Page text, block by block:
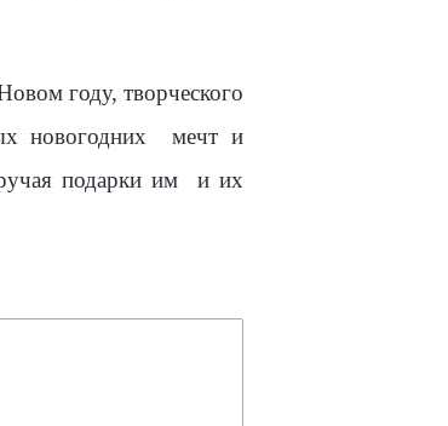
году, творческого
новогодних
мечт и
подарки им
и их